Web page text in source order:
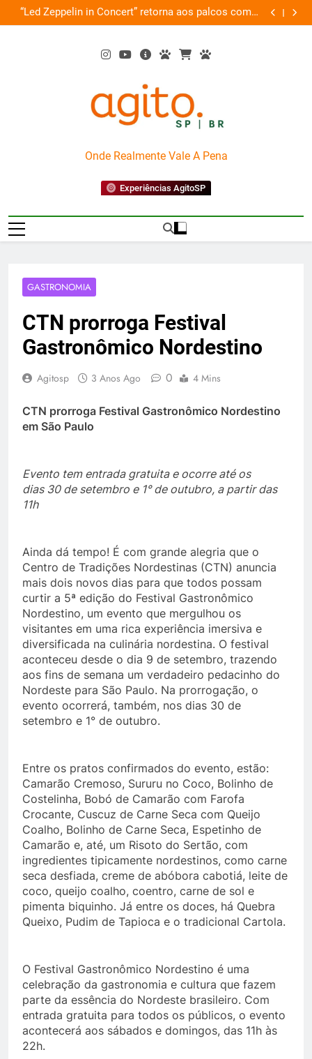
Skip
to
“Led Zeppelin in Concert” retorna aos palcos com a
Nova Orquestra
Cobasi
AgitoSP
Onde Realmente Vale A Pena
Experiências AgitoSP
GASTRONOMIA
CTN prorroga Festival
Gastronômico Nordestino
Agitosp 3 Anos Ago 0 4 Mins
CTN prorroga Festival Gastronômico Nordestino
em São Paulo
Evento tem entrada gratuita e ocorre até os
dias 30 de setembro e 1° de outubro, a partir das
11h
Ainda dá tempo! É com grande alegria que o
Centro de Tradições Nordestinas (CTN) anuncia
mais dois novos dias para que todos possam
curtir a 5ª edição do Festival Gastronômico
Nordestino, um evento que mergulhou os
visitantes em uma rica experiência imersiva e
diversificada na culinária nordestina. O festival
aconteceu desde o dia 9 de setembro, trazendo
aos fins de semana um verdadeiro pedacinho do
Nordeste para São Paulo. Na prorrogação, o
evento ocorrerá, também, nos dias 30 de
setembro e 1° de outubro.
Entre os pratos confirmados do evento, estão:
Camarão Cremoso, Sururu no Coco, Bolinho de
Costelinha, Bobó de Camarão com Farofa
Crocante, Cuscuz de Carne Seca com Queijo
Coalho, Bolinho de Carne Seca, Espetinho de
Camarão e, até, um Risoto do Sertão, com
ingredientes tipicamente nordestinos, como carne
seca desfiada, creme de abóbora cabotiá, leite de
coco, queijo coalho, coentro, carne de sol e
pimenta biquinho. Já entre os doces, há Quebra
Queixo, Pudim de Tapioca e o tradicional Cartola.
O Festival Gastronômico Nordestino é uma
celebração da gastronomia e cultura que fazem
parte da essência do Nordeste brasileiro. Com
entrada gratuita para todos os públicos, o evento
acontecerá aos sábados e domingos, das 11h às
22h.